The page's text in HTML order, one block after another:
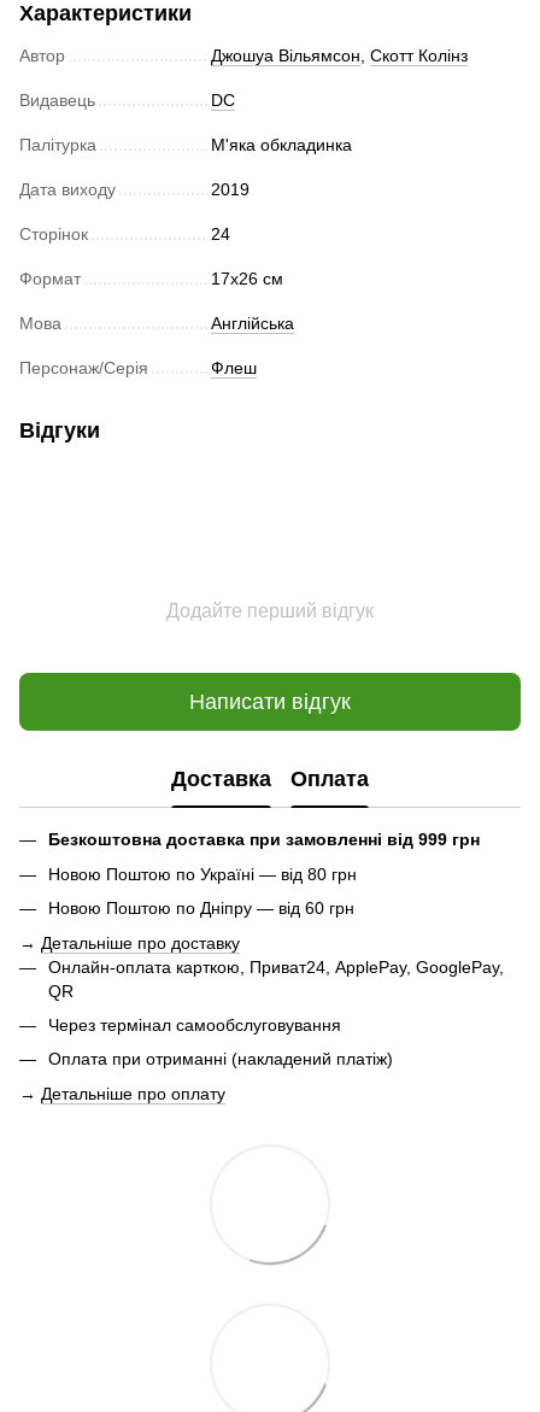
Характеристики
Автор Джошуа Вільямсон, Скотт Колінз
Видавець DC
Палітурка М'яка обкладинка
Дата виходу 2019
Сторінок 24
Формат 17х26 см
Мова Англійська
Персонаж/Серія Флеш
Відгуки
Додайте перший відгук
Написати відгук
Доставка Оплата
Безкоштовна доставка при замовленні від 999 грн
Новою Поштою по Україні — від 80 грн
Новою Поштою по Дніпру — від 60 грн
→ Детальніше про доставку
Онлайн-оплата карткою, Приват24, ApplePay, GooglePay,
QR
Через термінал самообслуговування
Оплата при отриманні (накладений платіж)
→ Детальніше про оплату